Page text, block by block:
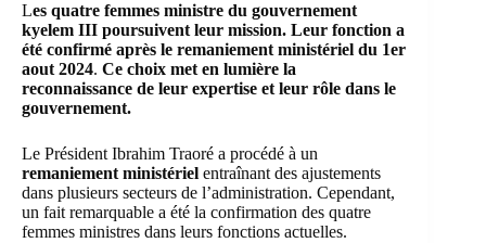
Les quatre femmes ministre du gouvernement
kyelem III poursuivent leur mission. Leur fonction a
été confirmé après le remaniement ministériel du 1er
aout 2024. Ce choix met en lumière la
reconnaissance de leur expertise et leur rôle dans le
gouvernement.
Le Président Ibrahim Traoré a procédé à un
remaniement ministériel entraînant des ajustements
dans plusieurs secteurs de l’administration. Cependant,
un fait remarquable a été la confirmation des quatre
femmes ministres dans leurs fonctions actuelles.